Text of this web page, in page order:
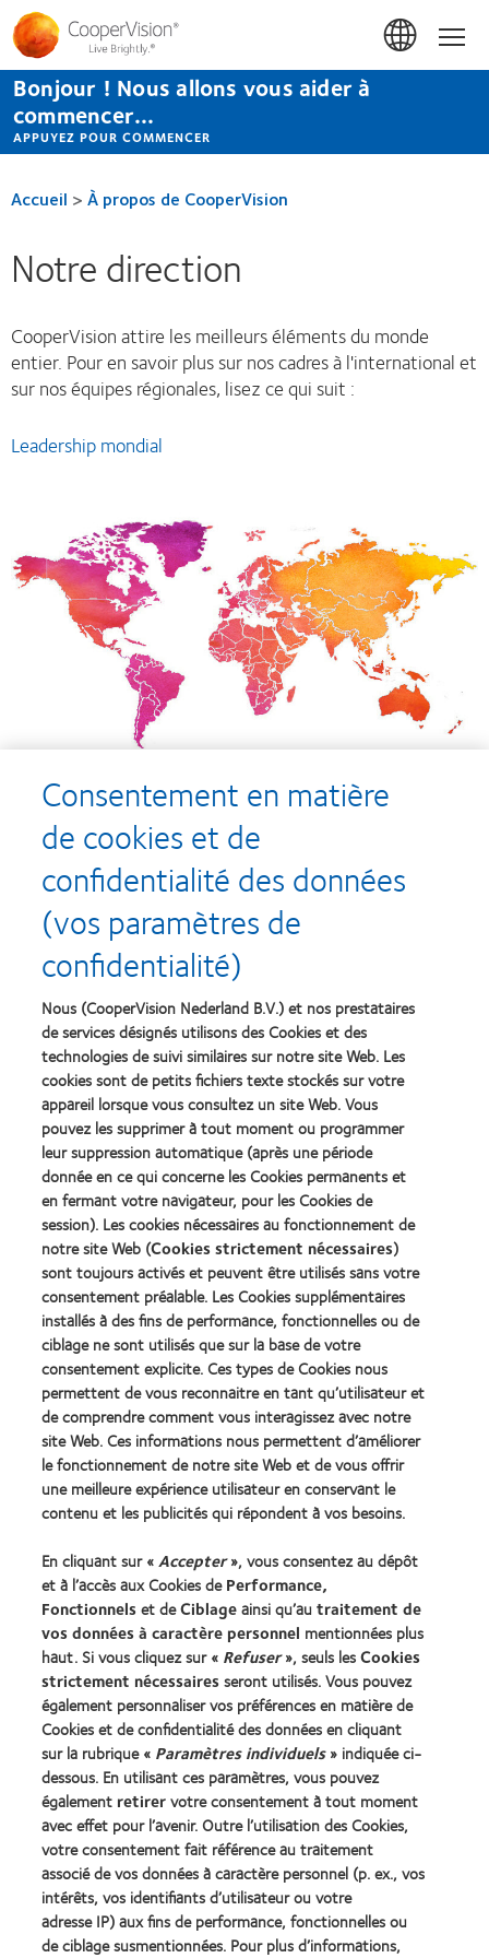
Aller
au
contenu
principal
Bonjour ! Nous allons vous aider à
commencer...
APPUYEZ POUR COMMENCER
Accueil > À propos de CooperVision
Notre direction
CooperVision attire les meilleurs éléments du monde
entier. Pour en savoir plus sur nos cadres à l'international et
sur nos équipes régionales, lisez ce qui suit :
Leadership mondial
Recompenses
Learn
more
about
Récompense
Silmo
d’Or
du
meilleur
produit
pour
MyDay™
(2013)
Learn
more
about
Contact
Lens
Product
of
the
Year
(2013)
Learn
more
about
2012
&
2010
Best
Companies
for
Leaders
(2012)
Learn
more
about
2011
Best
Factory
Awards
(2011)
Learn
more
about
ODMA
2011
(2011)
Learn
more
about
2012
REBRAND
100®
Global
Award
(2012)
Nos produits
Technologie des lentilles de contact
Trouver un specialiste
Lentilles de contact et vision
Nouveau porteur
Porteur de longue date
À propos de CooperVision
Carrières
Actualites
Contact
Consentement en matière
de cookies et de
confidentialité des données
(vos paramètres de
confidentialité)
Nous (CooperVision Nederland B.V.) et nos prestataires
de services désignés utilisons des Cookies et des
technologies de suivi similaires sur notre site Web. Les
cookies sont de petits fichiers texte stockés sur votre
appareil lorsque vous consultez un site Web. Vous
pouvez les supprimer à tout moment ou programmer
leur suppression automatique (après une période
donnée en ce qui concerne les Cookies permanents et
en fermant votre navigateur, pour les Cookies de
session). Les cookies nécessaires au fonctionnement de
notre site Web (Cookies strictement nécessaires)
sont toujours activés et peuvent être utilisés sans votre
consentement préalable. Les Cookies supplémentaires
installés à des fins de performance, fonctionnelles ou de
ciblage ne sont utilisés que sur la base de votre
consentement explicite. Ces types de Cookies nous
permettent de vous reconnaitre en tant qu’utilisateur et
de comprendre comment vous interagissez avec notre
site Web. Ces informations nous permettent d’améliorer
le fonctionnement de notre site Web et de vous offrir
une meilleure expérience utilisateur en conservant le
contenu et les publicités qui répondent à vos besoins.
En cliquant sur «Accepter», vous consentez au dépôt
et à l’accès aux Cookies dePerformance,
Fonctionnelset deCiblageainsi qu’autraitement de
vos données à caractère personnel mentionnées plus
haut. Si vous cliquez sur « Refuser», seuls lesCookies
strictement nécessairesseront utilisés. Vous pouvez
également personnaliser vos préférences en matière de
Cookies et de confidentialité des données en cliquant
sur la rubrique « Paramètres individuels» indiquée ci-
dessous. En utilisant ces paramètres, vous pouvez
également retirervotre consentement à tout moment
avec effet pour l’avenir. Outre l’utilisation des Cookies,
votre consentement fait référence au traitement
associé de vos données à caractère personnel (p. ex., vos
intérêts, vos identifiants d’utilisateur ou votre
adresse IP) aux fins de performance, fonctionnelles ou
de ciblage susmentionnées. Pour plus d’informations,